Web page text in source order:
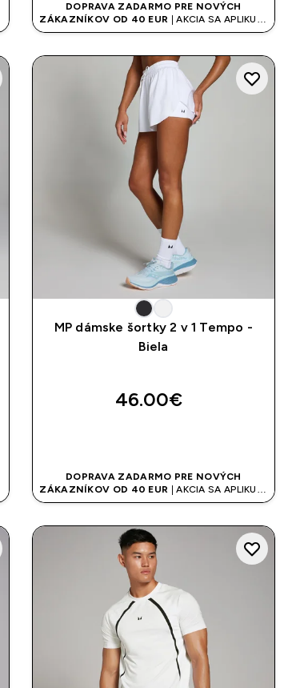
DOPRAVA ZADARMO PRE NOVÝCH
ZÁKAZNÍKOV OD 40 EUR | AKCIA SA APLIKUJE
AUTOMATICKY
MP dámske šortky 2 v 1 Tempo -
Biela
46.00€‎
DOPRAVA ZADARMO PRE NOVÝCH
ZÁKAZNÍKOV OD 40 EUR | AKCIA SA APLIKUJE
AUTOMATICKY